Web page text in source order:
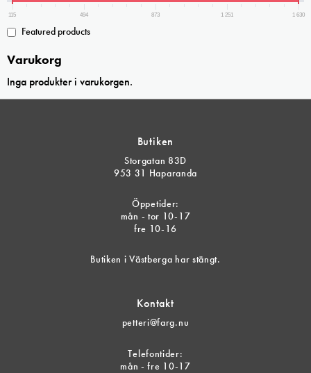
115 494 873 1 251 1 630
Featured products
Varukorg
Inga produkter i varukorgen.
Butiken
Storgatan 83D
953 31 Haparanda
Öppetider:
mån - tor 10-17
fre 10-16
Butiken i Västberga har stängt.
Kontakt
petteri@farg.nu
Telefontider:
mån - fre 10-17